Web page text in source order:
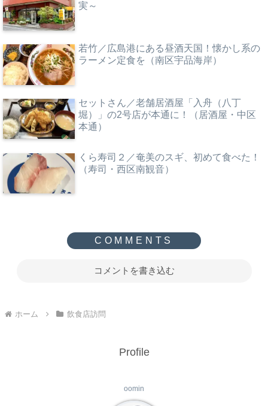
実～
若竹／広島港にある昼酒天国！懐かし系の
ラーメン定食を（南区宇品海岸）
セットさん／老舗居酒屋「入舟（八丁
堀）」の2号店が本通に！（居酒屋・中区
本通）
くら寿司２／奄美のスギ、初めて食べた！
（寿司・西区南観音）
コメントを書き込む
ホーム 飲食店訪問
Profile
oomin